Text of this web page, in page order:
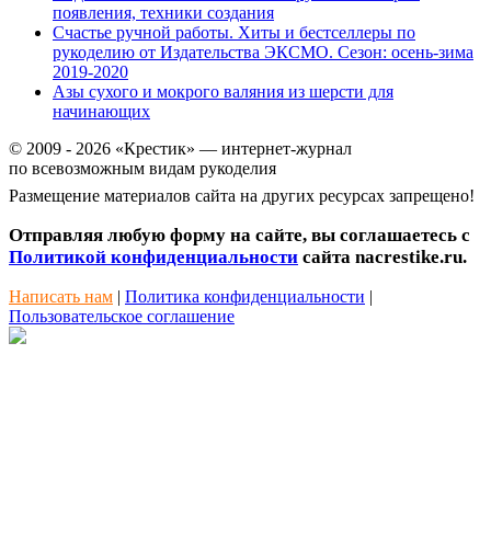
появления, техники создания
Счастье ручной работы. Хиты и бестселлеры по
рукоделию от Издательства ЭКСМО. Сезон: осень-зима
2019-2020
Азы сухого и мокрого валяния из шерсти для
начинающих
© 2009 - 2026 «Крестик» — интернет-журнал
по всевозможным видам рукоделия
Размещение материалов сайта на других ресурсах запрещено!
Отправляя любую форму на сайте, вы соглашаетесь с
Политикой конфиденциальности сайта nacrestike.ru.
Написать нам | Политика конфиденциальности |
Пользовательское соглашение